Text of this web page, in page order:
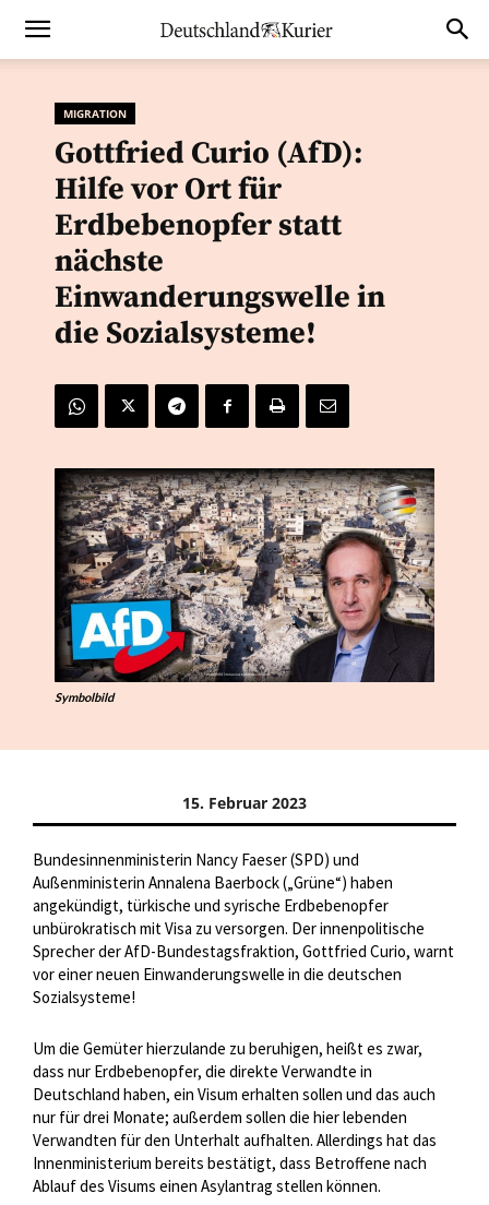
MIGRATION
Gottfried Curio (AfD):
Hilfe vor Ort für
Erdbebenopfer statt
nächste
Einwanderungswelle in
die Sozialsysteme!
Symbolbild
15. Februar 2023
Bundesinnenministerin Nancy Faeser (SPD) und
Außenministerin Annalena Baerbock („Grüne“) haben
angekündigt, türkische und syrische Erdbebenopfer
unbürokratisch mit Visa zu versorgen. Der innenpolitische
Sprecher der AfD-Bundestagsfraktion, Gottfried Curio, warnt
vor einer neuen Einwanderungswelle in die deutschen
Sozialsysteme!
Um die Gemüter hierzulande zu beruhigen, heißt es zwar,
dass nur Erdbebenopfer, die direkte Verwandte in
Deutschland haben, ein Visum erhalten sollen und das auch
nur für drei Monate; außerdem sollen die hier lebenden
Verwandten für den Unterhalt aufhalten. Allerdings hat das
Innenministerium bereits bestätigt, dass Betroffene nach
Ablauf des Visums einen Asylantrag stellen können.